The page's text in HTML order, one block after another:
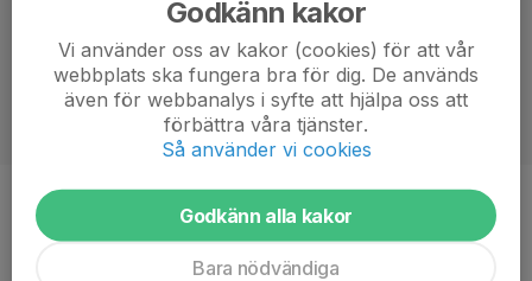
Position
-
Ålder
8 år
Godkänn kakor
Vi använder oss av kakor (cookies) för att vår
webbplats ska fungera bra för dig. De används
även för webbanalys i syfte att hjälpa oss att
förbättra våra tjänster.
Så använder vi cookies
Godkänn alla kakor
Bara nödvändiga